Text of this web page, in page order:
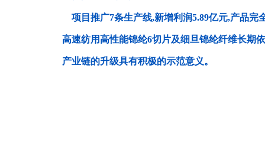
项目推广7条生产线,新增利润5.89亿元,产品完
高速纺用高性能锦纶6切片及细旦锦纶纤维长期
产业链的升级具有积极的示范意义。